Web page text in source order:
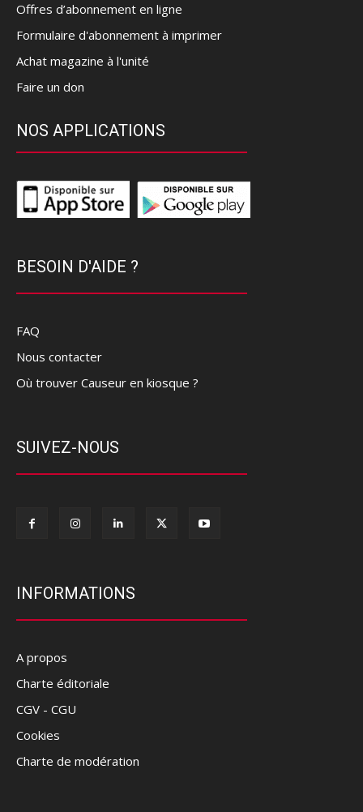
Offres d’abonnement en ligne
Formulaire d'abonnement à imprimer
Achat magazine à l'unité
Faire un don
NOS APPLICATIONS
BESOIN D'AIDE ?
FAQ
Nous contacter
Où trouver Causeur en kiosque ?
SUIVEZ-NOUS
INFORMATIONS
A propos
Charte éditoriale
CGV - CGU
Cookies
Charte de modération